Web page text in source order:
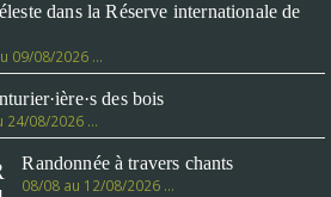
dans la Réserve internationale de
09/08/2026 …
des bois
24/08/2026 …
Randonnée à travers chants
08/08 au 12/08/2026 …